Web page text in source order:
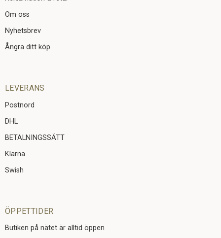
Om oss
Nyhetsbrev
Ångra ditt köp
LEVERANS
Postnord
DHL
BETALNINGSSÄTT
Klarna
Swish
ÖPPETTIDER
Butiken på nätet är alltid öppen